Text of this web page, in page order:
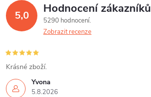
5,0 Hodnocení zákazníků
5290 hodnocení
Zobrazit recenze
Yvona
5.8.2026
Krásné zboží.